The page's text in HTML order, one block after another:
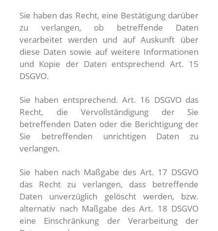
Sie haben das Recht, eine Bestätigung darüber
zu verlangen, ob betreffende Daten
verarbeitet werden und auf Auskunft über
diese Daten sowie auf weitere Informationen
und Kopie der Daten entsprechend Art. 15
DSGVO.
Sie haben entsprechend. Art. 16 DSGVO das
Recht, die Vervollständigung der Sie
betreffenden Daten oder die Berichtigung der
Sie betreffenden unrichtigen Daten zu
verlangen.
Sie haben nach Maßgabe des Art. 17 DSGVO
das Recht zu verlangen, dass betreffende
Daten unverzüglich gelöscht werden, bzw.
alternativ nach Maßgabe des Art. 18 DSGVO
eine Einschränkung der Verarbeitung der